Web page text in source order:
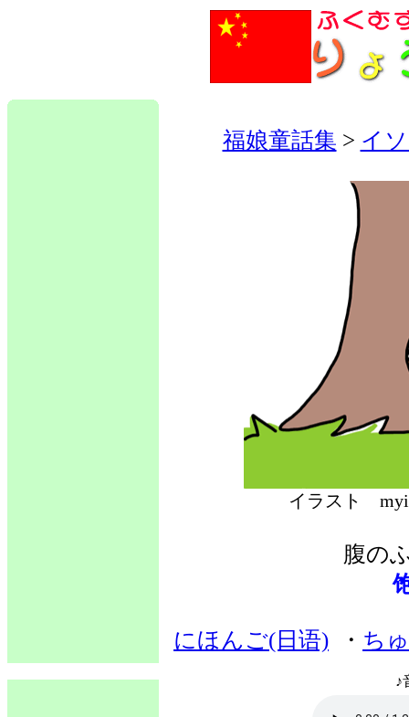
福娘童話集 > イ
イラスト
腹の
にほんご(日语) ・ ち
♪